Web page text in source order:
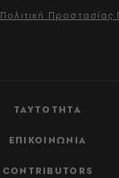
ΤΑΥΤΟΤΗΤΑ
ΕΠΙΚΟΙΝΩΝΙΑ
CONTRIBUTORS
Πολιτική